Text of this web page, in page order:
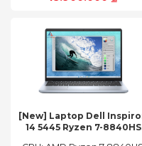
[New] Laptop Dell
14 5445 Ryzen 7-8840HS